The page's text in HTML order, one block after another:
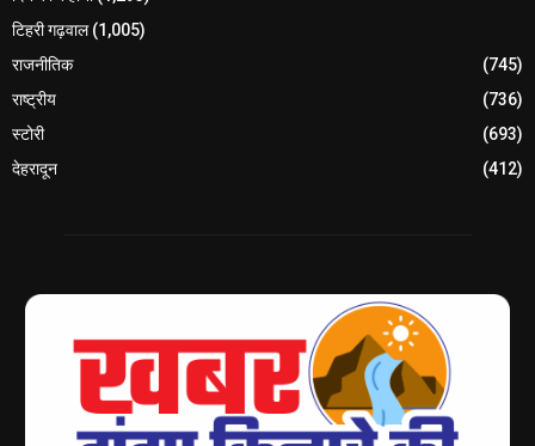
टिहरी गढ़वाल(1,005)
राजनीतिक
(745)
राष्ट्रीय
(736)
स्टोरी
(693)
देहरादून
(412)